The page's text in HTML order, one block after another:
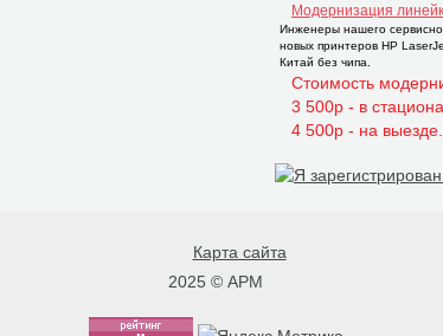
Модернизация
Инженеры нашего
новых принтеров НР
Китай без чипа.
Стоимость
3 500р - в
4 500р - на выезде.
Карта сайта
2025 © АРМ